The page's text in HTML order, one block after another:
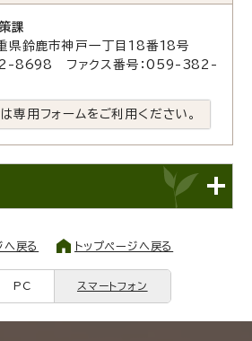
課
鈴鹿市神戸一丁目18番18号
8698 ファクス番号：059-382-
専用フォームをご利用ください。
へ戻る トップページへ戻る
PC スマートフォン